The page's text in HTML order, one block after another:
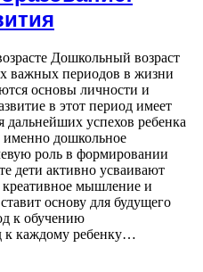
Дошкольный возраст
важных периодов в жизни
основы личности и
в этот период имеет
дальнейших успехов ребенка
дошкольное
роль в формировании
дети активно усваивают
мышление и
основу для будущего
к обучению
к каждому ребенку…